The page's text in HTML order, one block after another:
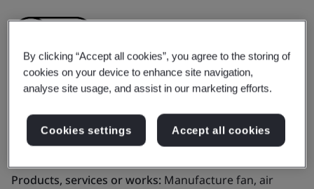
Systemair Sdn. Bhd.
Business scope:Manufacture of Ventilation products
Products, services or works: Manufacture fan, air
By clicking “Accept all cookies”, you agree to the storing of
cookies on your device to enhance site navigation,
analyse site usage, and assist in our marketing efforts.
Cookies settings Accept all cookies